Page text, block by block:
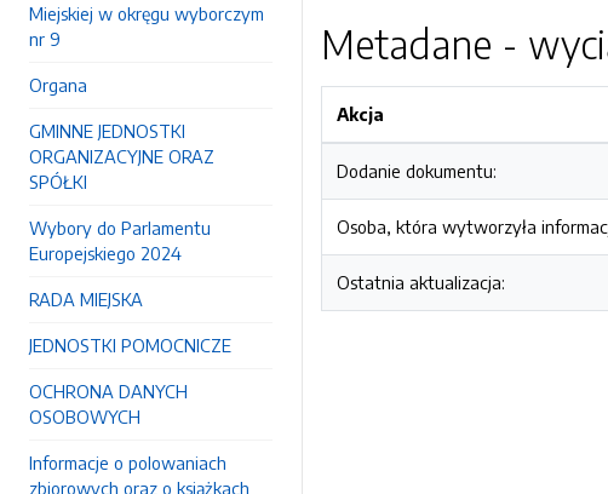
Miejskiej w okręgu wyborczym
nr 9
Organa
GMINNE JEDNOSTKI
ORGANIZACYJNE ORAZ
SPÓŁKI
Wybory do Parlamentu
Europejskiego 2024
RADA MIEJSKA
JEDNOSTKI POMOCNICZE
OCHRONA DANYCH
OSOBOWYCH
Informacje o polowaniach
zbiorowych oraz o książkach
Metadane -
Akcja
Dodanie dokumentu:
Osoba, która wytworzyła
Ostatnia aktualizacja: